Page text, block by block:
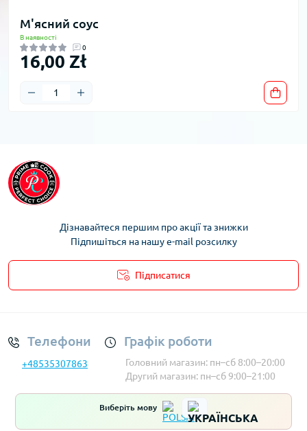
М'ясний соус
В наявності
0
16,00 Zł
Дізнавайтеся першим про акції та знижки
Підпишіться на нашу e-mail розсилку
Підписатися
Телефони
+48535307863
Графік роботи
Головний магазин: пн–сб 8:00–20:00
Другий магазин: пн–сб 9:00–21:00
Виберіть мову